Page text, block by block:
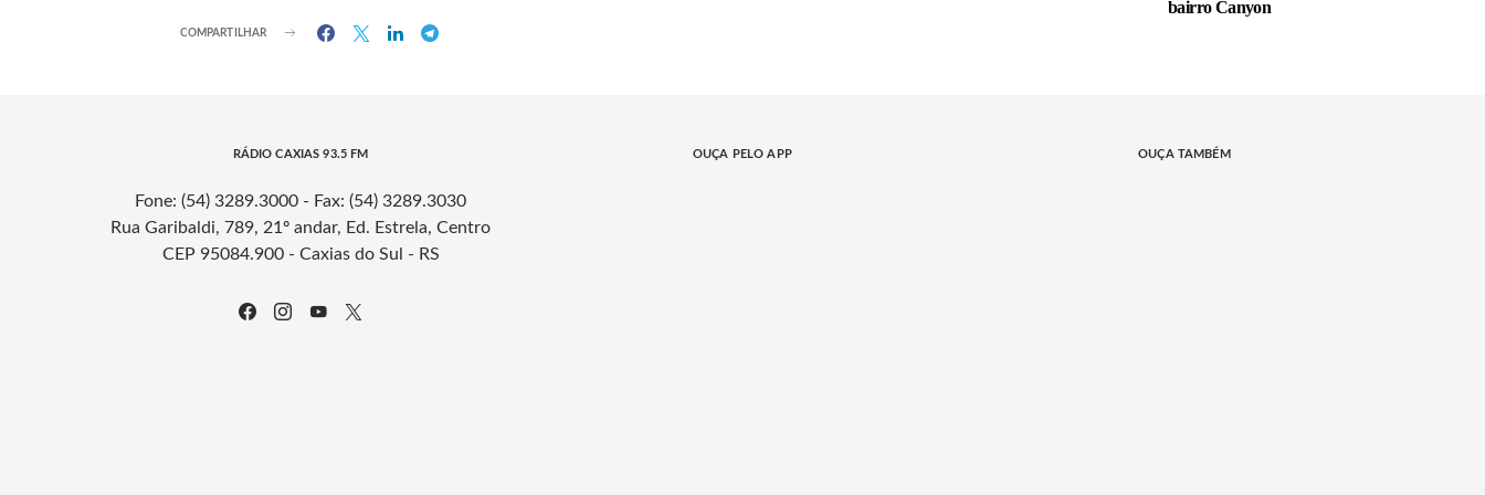
COMPARTILHAR
bairro Canyon
RÁDIO CAXIAS 93.5 FM
Fone: (54) 3289.3000 - Fax: (54) 3289.3030
Rua Garibaldi, 789, 21º andar, Ed. Estrela, Centro
CEP 95084.900 - Caxias do Sul - RS
OUÇA PELO APP OUÇA TAMBÉM